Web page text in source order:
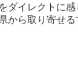
ダイレクトに
から取り寄せ